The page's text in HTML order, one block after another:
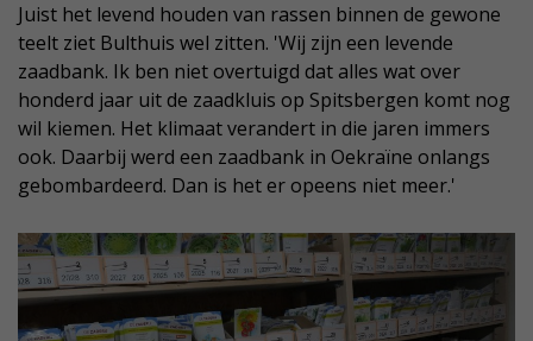
Juist het levend houden van rassen binnen de gewone
teelt ziet Bulthuis wel zitten. 'Wij zijn een levende
zaadbank. Ik ben niet overtuigd dat alles wat over
honderd jaar uit de zaadkluis op Spitsbergen komt nog
wil kiemen. Het klimaat verandert in die jaren immers
ook. Daarbij werd een zaadbank in Oekraïne onlangs
gebombardeerd. Dan is het er opeens niet meer.'